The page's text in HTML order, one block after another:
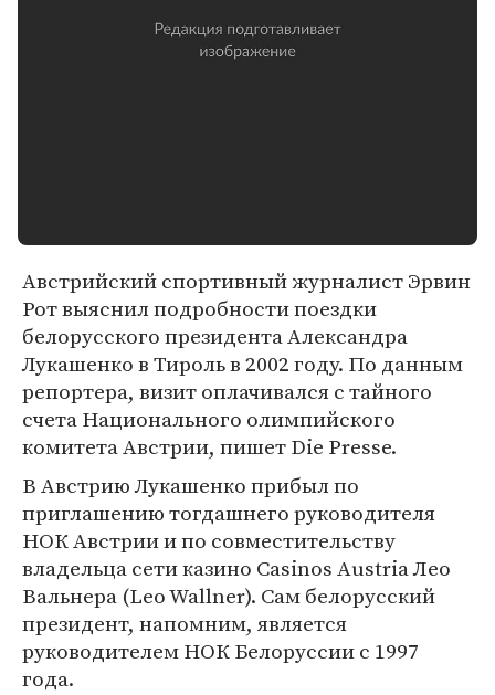
Австрийский спортивный журналист Эрвин
Рот выяснил подробности поездки
белорусского президента Александра
Лукашенко в Тироль в 2002 году. По данным
репортера, визит оплачивался с тайного
счета Национального олимпийского
комитета Австрии, пишет Die Presse.
В Австрию Лукашенко прибыл по
приглашению тогдашнего руководителя
НОК Австрии и по совместительству
владельца сети казино Casinos Austria Лео
Вальнера (Leo Wallner). Сам белорусский
президент, напомним, является
руководителем НОК Белоруссии с 1997
года.